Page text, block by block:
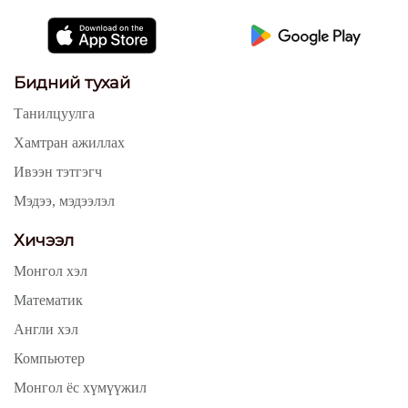
Бидний тухай
Танилцуулга
Хамтран ажиллах
Ивээн тэтгэгч
Мэдээ, мэдээлэл
Хичээл
Монгол хэл
Математик
Англи хэл
Компьютер
Монгол ёс хүмүүжил